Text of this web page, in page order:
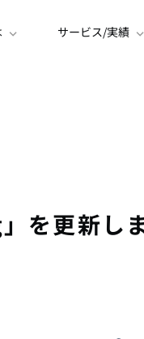
サービス/実績
を更新し